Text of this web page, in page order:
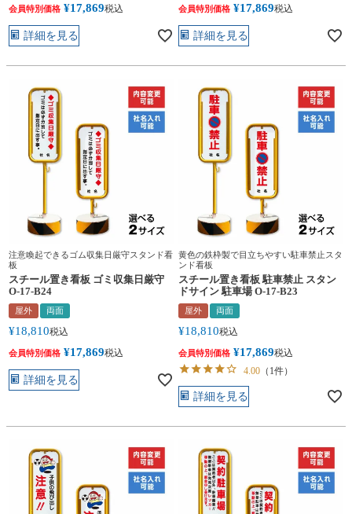
会員特別価格 ¥17,869税込
詳細を見る
会員特別価格 ¥17,869税込
詳細を見る
注意喚起できるゴム収集日厳守スタンド看
板
スチール置き看板 ゴミ収集日厳守
O-17-B24
屋外 両面
¥18,810税込
会員特別価格 ¥17,869税込
詳細を見る
黄色の鉄枠製で目立ちやすい駐車禁止スタ
ンド看板
スチール置き看板 駐車禁止 スタン
ドサイン 駐車場 O-17-B23
屋外 両面
¥18,810税込
会員特別価格 ¥17,869税込
4.00 （1件）
詳細を見る